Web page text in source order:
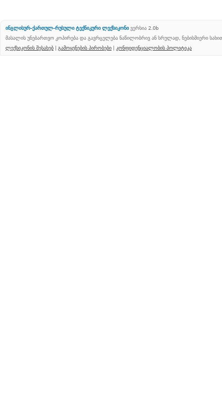
ინგლისურ-ქართულ-რუსული ტექნიკური ლექსიკონი ვერსია 2.0b
მასალის უნებართვო კოპირება და გავრცელება ნაწილობრივ ან სრულად, ნებისმიერი
ლექსიკონის შესახებ | გამოყენების პირობები | კონფიდენციალობის პოლიტიკა